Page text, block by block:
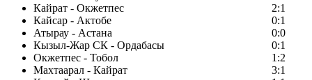
Кайрат - Окжетпес
2:1
Кайсар - Актобе
0:1
Атырау - Астана
0:0
Кызыл-Жар СК - Ордабасы
0:1
Окжетпес - Тобол
1:2
Махтаарал - Кайрат
3:1